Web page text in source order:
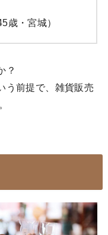
歳・宮城）
？
う前提で、雑貨販売